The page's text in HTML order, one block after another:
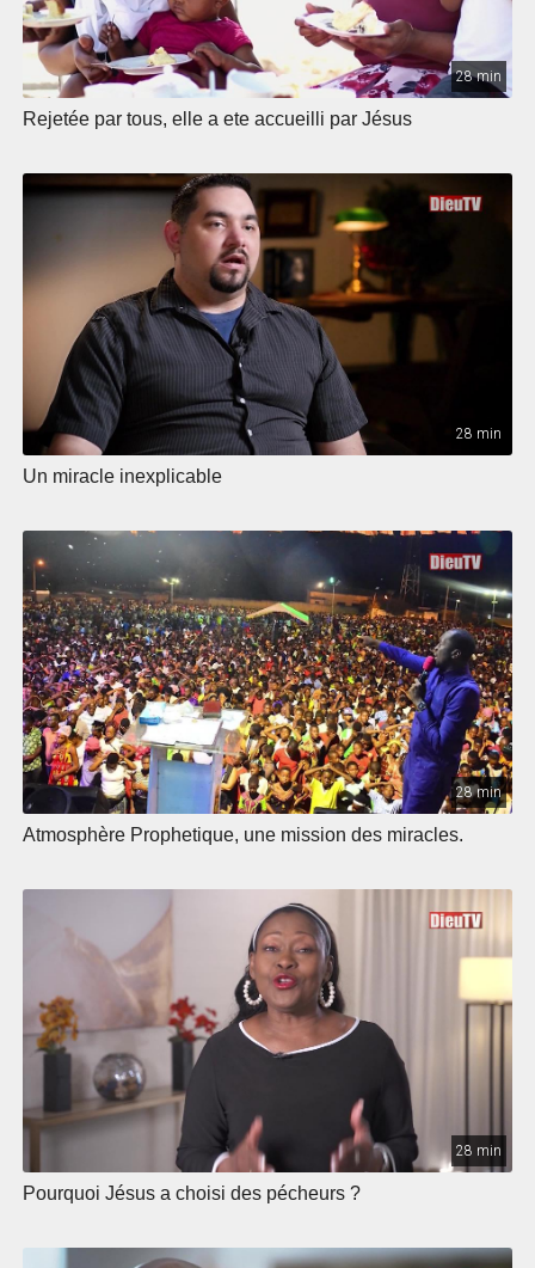
28 min
Rejetée par tous, elle a ete accueilli par Jésus
28 min
Un miracle inexplicable
28 min
Atmosphère Prophetique, une mission des miracles.
28 min
Pourquoi Jésus a choisi des pécheurs ?